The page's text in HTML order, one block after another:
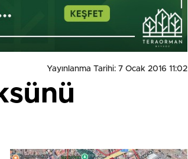
Yayınlanma Tarihi: 7 Ocak 2016 11:02